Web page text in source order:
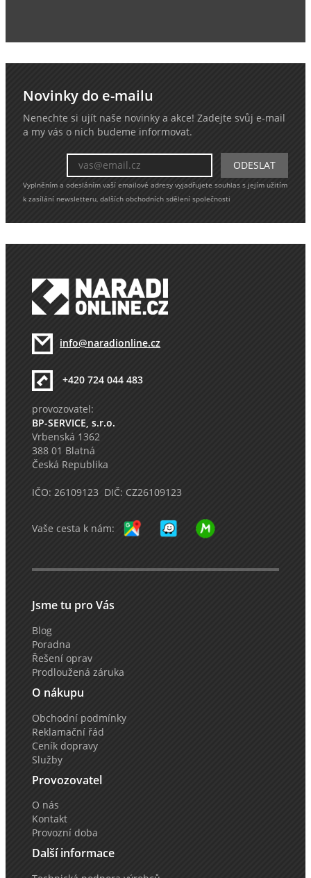
Novinky do e-mailu
Nenechte si ujít naše novinky a akce! Zadejte svůj e-mail
a my vás o nich budeme informovat.
Vyplněním a odesláním vaší emailové adresy vyjadřujete souhlas s jejím užitím
k zasílání newsletteru, dalších obchodních sdělení společnosti
info@naradionline.cz
+420 724 044 483
provozovatel:
BP-SERVICE, s.r.o.
Vrbenská 1362
388 01 Blatná
Česká Republika
IČO: 26109123 DIČ: CZ26109123
Vaše cesta k nám:
Jsme tu pro Vás
Blog
Poradna
Řešení oprav
Prodloužená záruka
O nákupu
Obchodní podmínky
Reklamační řád
Ceník dopravy
Služby
Provozovatel
O nás
Kontakt
Provozní doba
Další informace